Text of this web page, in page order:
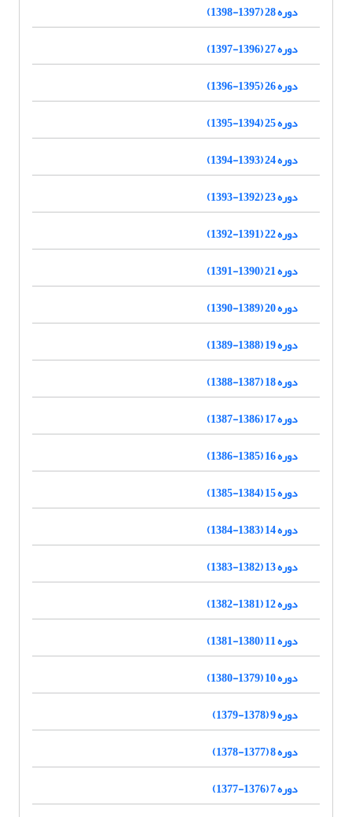
دوره 28 (1397-1398)
دوره 27 (1396-1397)
دوره 26 (1395-1396)
دوره 25 (1394-1395)
دوره 24 (1393-1394)
دوره 23 (1392-1393)
دوره 22 (1391-1392)
دوره 21 (1390-1391)
دوره 20 (1389-1390)
دوره 19 (1388-1389)
دوره 18 (1387-1388)
دوره 17 (1386-1387)
دوره 16 (1385-1386)
دوره 15 (1384-1385)
دوره 14 (1383-1384)
دوره 13 (1382-1383)
دوره 12 (1381-1382)
دوره 11 (1380-1381)
دوره 10 (1379-1380)
دوره 9 (1378-1379)
دوره 8 (1377-1378)
دوره 7 (1376-1377)